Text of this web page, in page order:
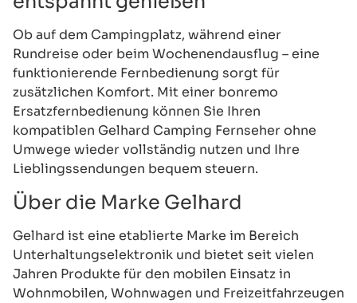
Ob auf dem Campingplatz, während einer
Rundreise oder beim Wochenendausflug – eine
funktionierende Fernbedienung sorgt für
zusätzlichen Komfort. Mit einer bonremo
Ersatzfernbedienung können Sie Ihren
kompatiblen Gelhard Camping Fernseher ohne
Umwege wieder vollständig nutzen und Ihre
Lieblingssendungen bequem steuern.
Über die Marke Gelhard
Gelhard ist eine etablierte Marke im Bereich
Unterhaltungselektronik und bietet seit vielen
Jahren Produkte für den mobilen Einsatz in
Wohnmobilen, Wohnwagen und Freizeitfahrzeugen